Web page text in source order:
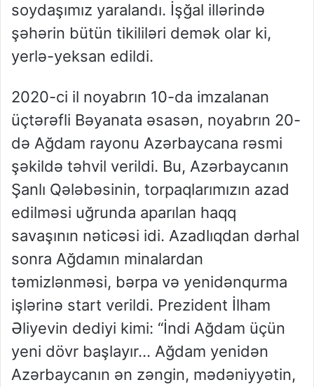
soydaşımız yaralandı. İşğal illərində
şəhərin bütün tikililəri demək olar ki,
yerlə-yeksan edildi.
2020-ci il noyabrın 10-da imzalanan
üçtərəfli Bəyanata əsasən, noyabrın 20-
də Ağdam rayonu Azərbaycana rəsmi
şəkildə təhvil verildi. Bu, Azərbaycanın
Şanlı Qələbəsinin, torpaqlarımızın azad
edilməsi uğrunda aparılan haqq
savaşının nəticəsi idi. Azadlıqdan dərhal
sonra Ağdamın minalardan
təmizlənməsi, bərpa və yenidənqurma
işlərinə start verildi. Prezident İlham
Əliyevin dediyi kimi: “İndi Ağdam üçün
yeni dövr başlayır… Ağdam yenidən
Azərbaycanın ən zəngin, mədəniyyətin,